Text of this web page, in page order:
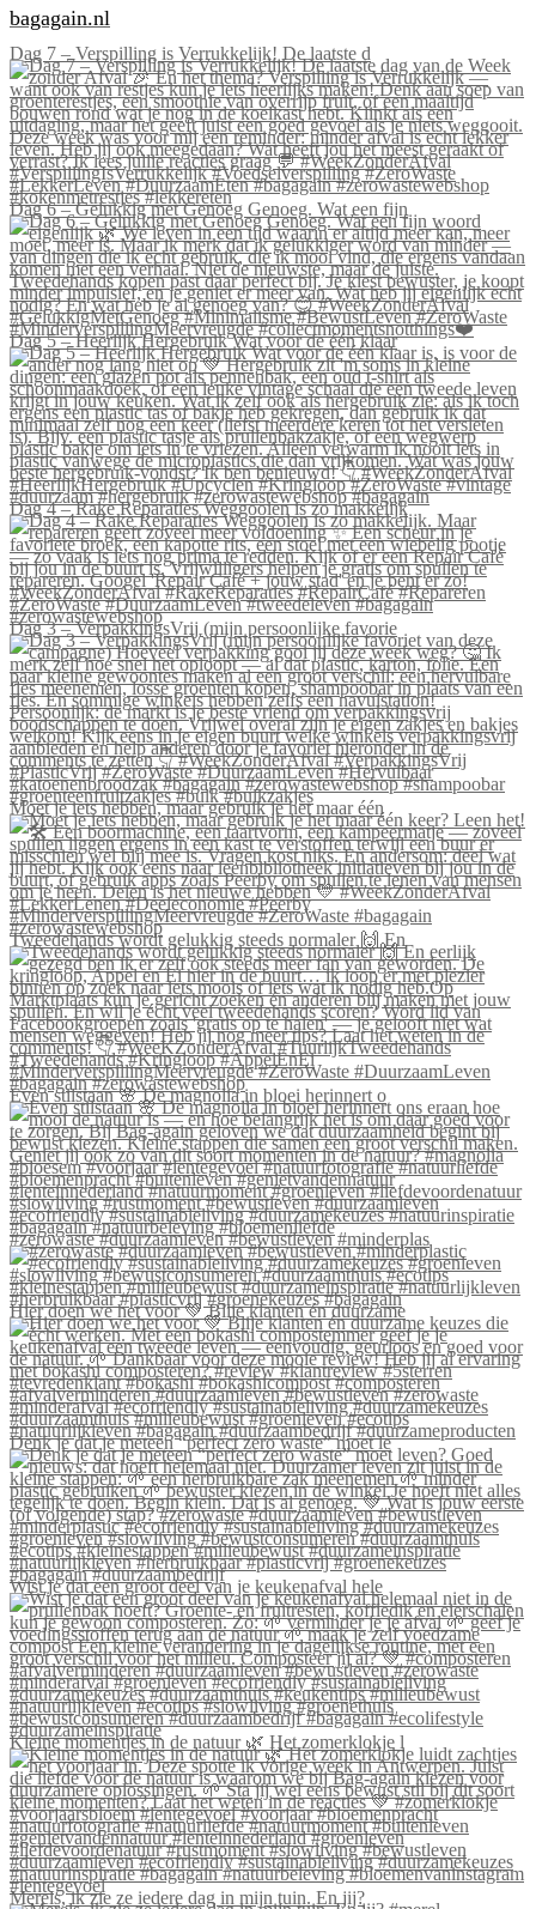
bagagain.nl
Dag 7 – Verspilling is Verrukkelijk! De laatste d
Dag 6 – Gelukkig met Genoeg Genoeg. Wat een fijn
Dag 5 – Heerlijk Hergebruik Wat voor de één klaar
Dag 4 – Rake Reparaties Weggooien is zo makkelijk
Dag 3 – VerpakkingsVrij (mijn persoonlijke favorie
Moet je iets hebben, maar gebruik je het maar één
Tweedehands wordt gelukkig steeds normaler 🙌 En
Even stilstaan 🌸 De magnolia in bloei herinnert o
#zerowaste #duurzaamleven #bewustleven #minderplas
Hier doen we het voor 💚 Blije klanten én duurzame
Denk je dat je meteen “perfect zero waste” moet le
Wist je dat een groot deel van je keukenafval hele
Kleine momentjes in de natuur 🌿 Het zomerklokje l
Merels, ik zie ze iedere dag in mijn tuin. En jij?